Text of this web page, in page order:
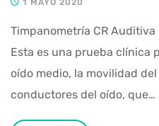
1 MAYO 2020
Timpanometría CR Auditiva
Esta es una prueba clínica
oído medio, la movilidad
conductores del oído, que…